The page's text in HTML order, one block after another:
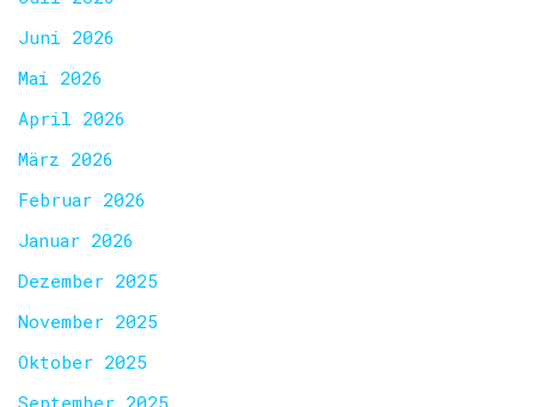
Juni 2026
Mai 2026
April 2026
März 2026
Februar 2026
Januar 2026
Dezember 2025
November 2025
Oktober 2025
September 2025